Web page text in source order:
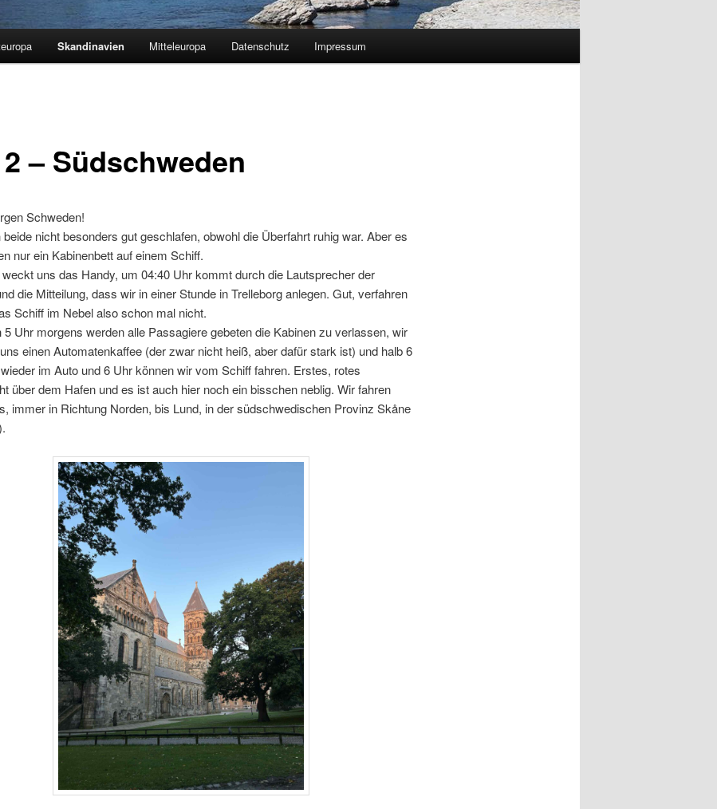
Skandinavien Mitteleuropa Datenschutz Impressum
– Südschweden
Schweden!
beide nicht besonders gut geschlafen, obwohl die Überfahrt ruhig war. Aber es
nur ein Kabinenbett auf einem Schiff.
uns das Handy, um 04:40 Uhr kommt durch die Lautsprecher der
die Mitteilung, dass wir in einer Stunde in Trelleborg anlegen. Gut, verfahren
Schiff im Nebel also schon mal nicht.
5 Uhr morgens werden alle Passagiere gebeten die Kabinen zu verlassen, wir
einen Automatenkaffee (der zwar nicht heiß, aber dafür stark ist) und halb 6
im Auto und 6 Uhr können wir vom Schiff fahren. Erstes, rotes
über dem Hafen und es ist auch hier noch ein bisschen neblig. Wir fahren
immer in Richtung Norden, bis Lund, in der südschwedischen Provinz Skåne